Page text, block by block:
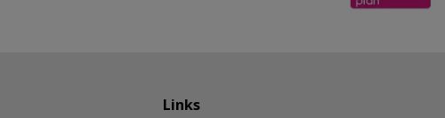
Links